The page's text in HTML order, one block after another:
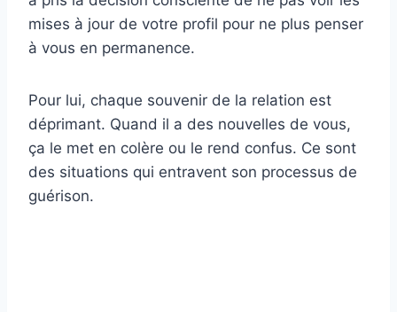
mises à jour de votre profil pour ne plus penser
à vous en permanence.
Pour lui, chaque souvenir de la relation est
déprimant. Quand il a des nouvelles de vous,
ça le met en colère ou le rend confus. Ce sont
des situations qui entravent son processus de
guérison.